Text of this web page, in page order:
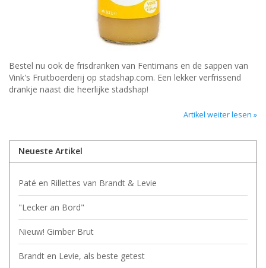
Bestel nu ook de frisdranken van Fentimans en de sappen van
Vink's Fruitboerderij op stadshap.com. Een lekker verfrissend
drankje naast die heerlijke stadshap!
Artikel weiter lesen »
Neueste Artikel
Paté en Rillettes van Brandt & Levie
"Lecker an Bord"
Nieuw! Gimber Brut
Brandt en Levie, als beste getest